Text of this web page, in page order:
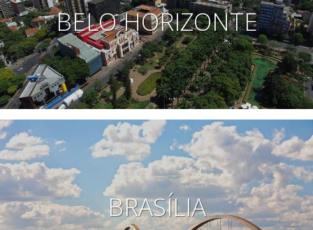
BELO HORIZONTE
BRASÍLIA